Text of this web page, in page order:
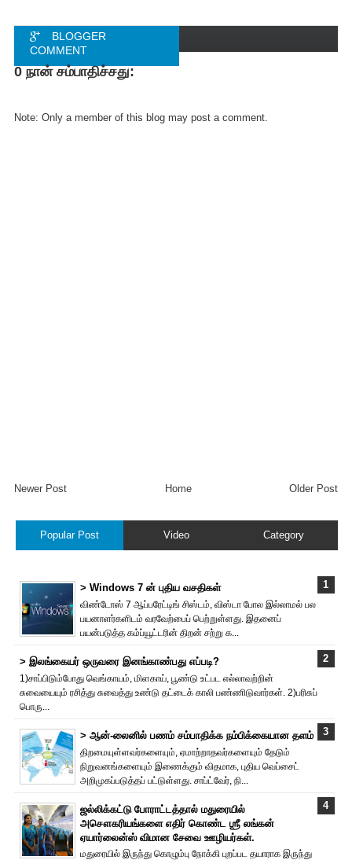
BLOGGER
COMMENT
FACEBOOK
0 நான் சம்பாதிச்சது:
Note: Only a member of this blog may post a comment.
Newer Post Older Post
Home
Popular Post Video Category
> Windows 7 ன் புதிய வசதிகள்
விண்டோஸ் 7 ஆப்பரேட்டிங் சிஸ்டம், விஸ்டா போல இல்லாமல் பல
பயனாளர்களிடம் வரவேற்பைப் பெற்றுள்ளது. இதனைப்
பயன்படுத்த கம்ப்யூட்டரின் திறன் சற்று க...
> இலங்கையர் ஒருவரை இனங்காண்பது எப்படி?
1)சாப்பிடும்போது வெங்காயம், மிளகாய், பூண்டு உட்பட எல்லாவற்றின்
சுவையையும் ரசித்து சுவைத்து உண்டு தட்டைக் காலி பண்ணிடுவார்கள். 2)பரிசுப்
பொரு...
> ஆன்-லைனில் பணம் சம்பாதிக்க நம்பிக்கையான தளம்
திறமையுள்ளவர்களையும், ஏமாற்றாதவர்களையும் தேடும்
நிறுவனங்களையும் இணைக்கும் விதமாக, புதிய வெப்சைட்
அறிமுகப்படுத்தப் பட்டுள்ளது. சாப்ட்வேர், நி...
ஜல்லிக்கட்டு போராட்டத்தால் மதுரையில்
அசௌகரியங்களை எதிர் கொண்ட ஶ்ரீ லங்கன்
ஏயார்லைன்ஸ் விமான சேவை ஊழியர்கள்.
மதுரையில் இருந்து கொழும்பு நோக்கி புறப்பட தயாராக இருந்து